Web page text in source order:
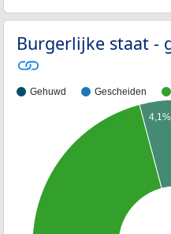
Burgerlijke staat -
Gehuwd Gescheiden
4,1%